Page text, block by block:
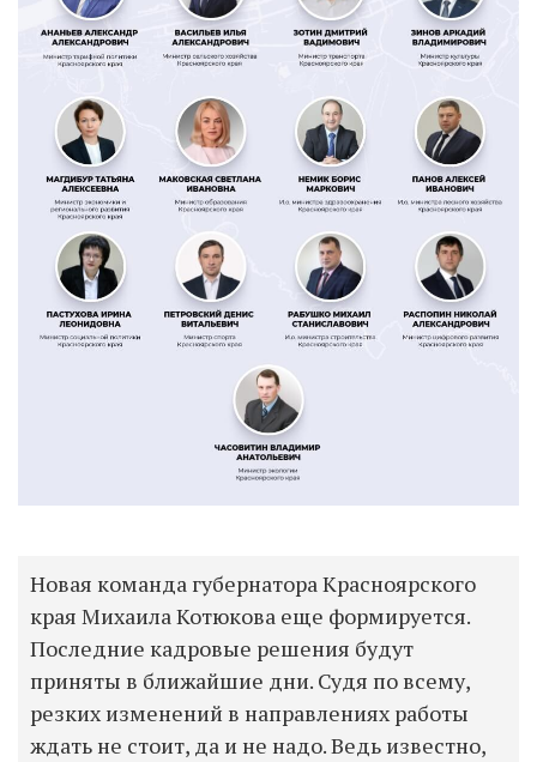
Новая команда губернатора Красноярского
края Михаила Котюкова еще формируется.
Последние кадровые решения будут
приняты в ближайшие дни. Судя по всему,
резких изменений в направлениях работы
ждать не стоит, да и не надо. Ведь известно,